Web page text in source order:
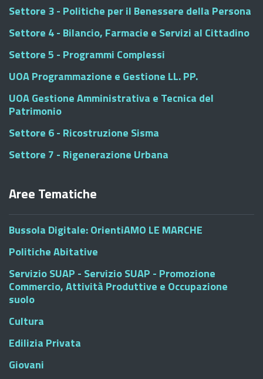
Settore 3 - Politiche per il Benessere della Persona
Settore 4 - Bilancio, Farmacie e Servizi al Cittadino
Settore 5 - Programmi Complessi
UOA Programmazione e Gestione LL. PP.
UOA Gestione Amministrativa e Tecnica del
Patrimonio
Settore 6 - Ricostruzione Sisma
Settore 7 - Rigenerazione Urbana
Aree Tematiche
Bussola Digitale: OrientiAMO LE MARCHE
Politiche Abitative
Servizio SUAP - Servizio SUAP - Promozione
Commercio, Attività Produttive e Occupazione
suolo
Cultura
Edilizia Privata
Giovani